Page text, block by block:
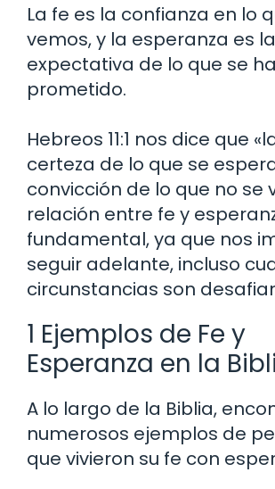
La fe es la confianza en lo
vemos, y la esperanza es la
expectativa de lo que se ha
prometido.
Hebreos 11:1 nos dice que
certeza de lo que se
convicción de lo que no se
relación entre fe y
fundamental, ya que nos
seguir adelante, incluso
circunstancias son
1 Ejemplos de Fe y
Esperanza en la
A lo largo de la Biblia,
numerosos ejemplos de
que vivieron su fe con